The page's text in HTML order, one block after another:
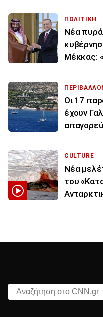
ΠΟΛΙΤΙΚΗ
Νέα πυρά
Μέκκας:
Οι 17
έχουν
CULTURE
Νέα
του
Αναζήτηση στο CNN.gr